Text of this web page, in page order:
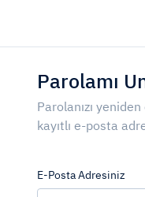
Parolamı
Parolanızı
kayıtlı e-posta
E-Posta Adresiniz